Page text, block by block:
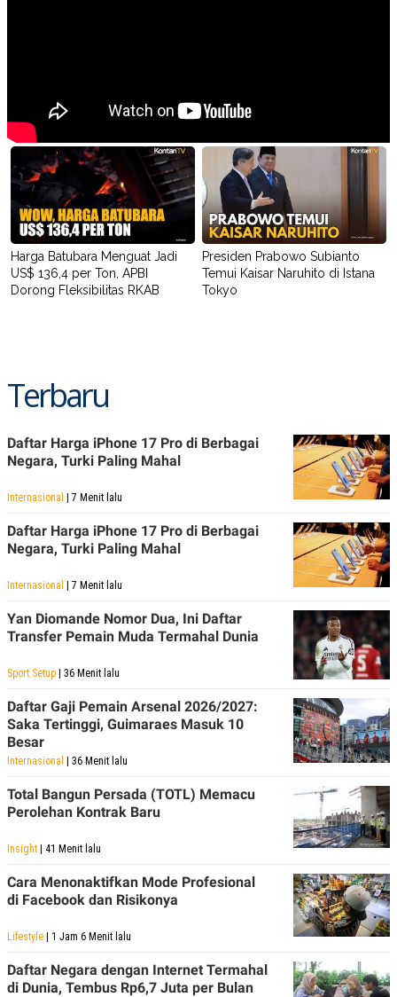
Harga Batubara Menguat Jadi
US$ 136,4 per Ton, APBI
Dorong Fleksibilitas RKAB
Presiden Prabowo Subianto
Temui Kaisar Naruhito di Istana
Tokyo
Terbaru
Daftar Harga iPhone 17 Pro di Berbagai
Negara, Turki Paling Mahal
Internasional | 7 Menit lalu
Daftar Harga iPhone 17 Pro di Berbagai
Negara, Turki Paling Mahal
Internasional | 7 Menit lalu
Yan Diomande Nomor Dua, Ini Daftar
Transfer Pemain Muda Termahal Dunia
Sport Setup | 36 Menit lalu
Daftar Gaji Pemain Arsenal 2026/2027:
Saka Tertinggi, Guimaraes Masuk 10
Besar
Internasional | 36 Menit lalu
Total Bangun Persada (TOTL) Memacu
Perolehan Kontrak Baru
Insight | 41 Menit lalu
Cara Menonaktifkan Mode Profesional
di Facebook dan Risikonya
Lifestyle | 1 Jam 6 Menit lalu
Daftar Negara dengan Internet Termahal
di Dunia, Tembus Rp6,7 Juta per Bulan